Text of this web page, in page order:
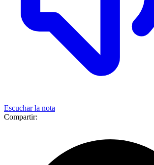
Escuchar la nota
Compartir: